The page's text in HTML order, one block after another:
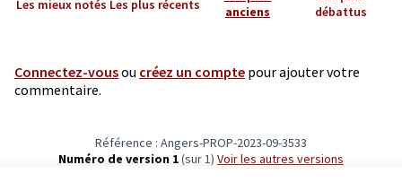
Les mieux notés Les plus récents
anciens
débattus
Connectez-vousou créez un compte pour ajouter votre
commentaire.
Référence : Angers-PROP-2023-09-3533
Numéro de version 1(sur 1)
voir les autres versions